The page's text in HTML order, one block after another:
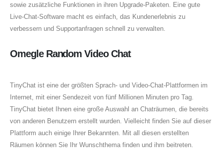
sowie zusätzliche Funktionen in ihren Upgrade-Paketen. Eine gute
Live-Chat-Software macht es einfach, das Kundenerlebnis zu
verbessern und Supportanfragen schnell zu verwalten.
Omegle Random Video Chat
TinyChat ist eine der größten Sprach- und Video-Chat-Plattformen im
Internet, mit einer Sendezeit von fünf Millionen Minuten pro Tag.
TinyChat bietet Ihnen eine große Auswahl an Chaträumen, die bereits
von anderen Benutzern erstellt wurden. Vielleicht finden Sie auf dieser
Plattform auch einige Ihrer Bekannten. Mit all diesen erstellten
Räumen können Sie Ihr Wunschthema finden und ihm beitreten.